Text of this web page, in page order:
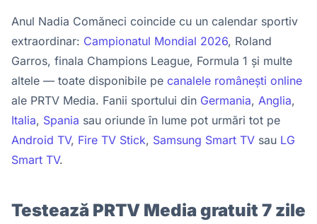
Anul Nadia Comăneci coincide cu un calendar sportiv
extraordinar: Campionatul Mondial 2026, Roland
Garros, finala Champions League, Formula 1 și multe
altele — toate disponibile pe canalele românești online
ale PRTV Media. Fanii sportului din Germania, Anglia,
Italia, Spania sau oriunde în lume pot urmări tot pe
Android TV, Fire TV Stick, Samsung Smart TV sau LG
Smart TV.
Testează PRTV Media gratuit 7 zile